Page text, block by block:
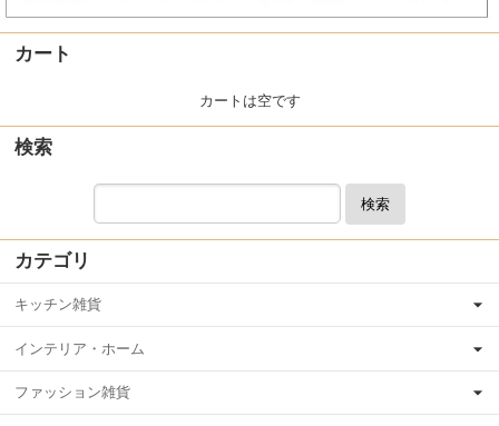
カート
カートは空です
検索
検索
カテゴリ
キッチン雑貨
インテリア・ホーム
ファッション雑貨